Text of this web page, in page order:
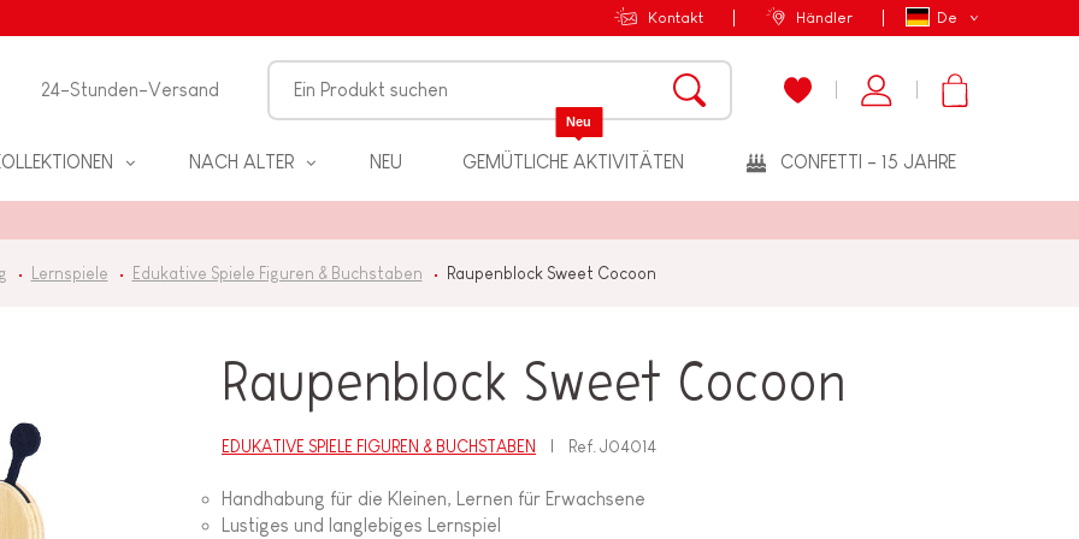
De
Kontakt Händler
24-Stunden-Versand
NACH ALTER NEU GEMÜTLICHE AKTIVITÄTEN
Neu
CONFETTI - 15 JAHRE
Lernspiele Edukative Spiele Figuren & Buchstaben Raupenblock Sweet Cocoon
Raupenblock Sweet Cocoon
EDUKATIVE SPIELE FIGUREN & BUCHSTABEN Ref.J04014
Handhabung für die Kleinen, Lernen für Erwachsene
Lustiges und langlebiges Lernspiel